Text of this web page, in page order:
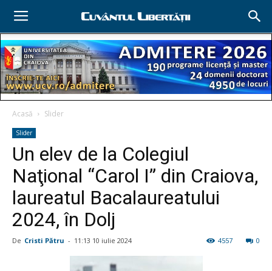
Acasă Slider
Slider
Un elev de la Colegiul
Naţional “Carol I” din Craiova,
laureatul Bacalaureatului
2024, în Dolj
De Cristi Pătru - 11:13 10 iulie 2024 0
4557